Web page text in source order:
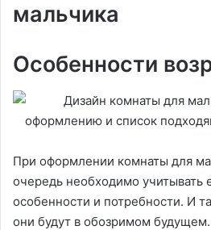
мальчика
Особенности
При оформлении комнаты для
очередь необходимо учитывать
особенности и потребности. И
они будут в обозримом будущем.